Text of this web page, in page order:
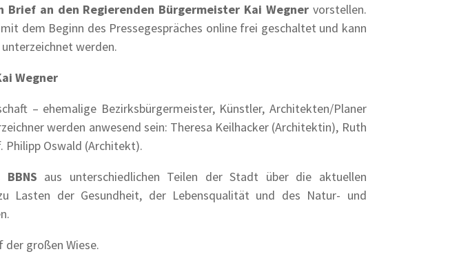
Brief an den Regierenden Bürgermeister Kai Wegnervorstellen.
dem Beginn des Pressegespräches online frei geschaltet und kann
werden.
Wegner
– ehemalige Bezirksbürgermeister, Künstler, Architekten/Planer
werden anwesend sein: Theresa Keilhacker (Architektin), Ruth
Philipp Oswald (Architekt).
aus unterschiedlichen Teilen der Stadt über die aktuellen
Lasten der Gesundheit, der Lebensqualität und des Natur- und
der großen Wiese.